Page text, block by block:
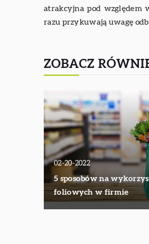
atrakcyjna pod względem
razu przykuwają uwagę
ZOBACZ
02-20-2022
5 sposobów na
foliowych w firmie